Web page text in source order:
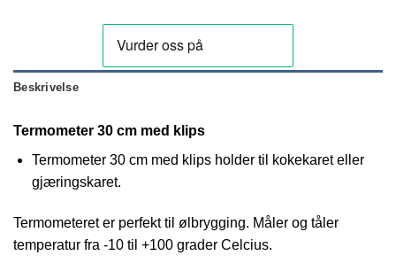
Beskrivelse
Termometer 30 cm med klips
Termometer 30 cm med klips holder til kokekaret eller
gjæringskaret.
Termometeret er perfekt til ølbrygging. Måler og tåler
temperatur fra -10 til +100 grader Celcius.